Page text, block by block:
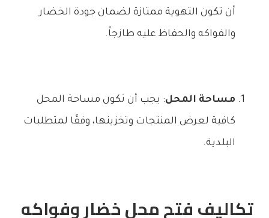
أن تكون التهوية ممتازة لضمان جودة الخضار
والفواكه والحفاظ عليه طازجاً.
مساحة المحل: يجب أن تكون مساحة المحل
كافية لعرض المنتجات وتخزينها، وفقًا لمتطلبات
البلدية.
تكاليف فتح محل خضار وفواكه